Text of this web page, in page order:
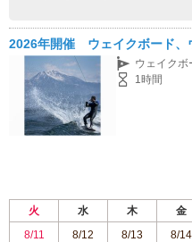
2026年開催 ウェイクボード、
ウェイクボ
1時間
火 水 木 金
8/11
8/12 8/13 8/14